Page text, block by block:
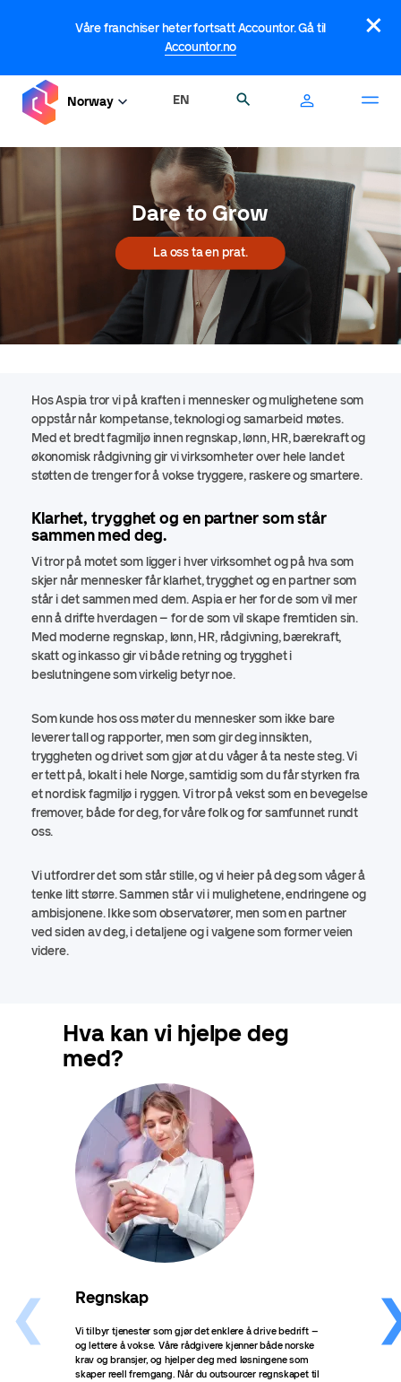
Våre franchiser heter fortsatt Accountor. Gå til
Accountor.no
×
Norway EN
Dare to Grow
La oss ta en prat.
Hos Aspia tror vi på kraften i mennesker og mulighetene som
oppstår når kompetanse, teknologi og samarbeid møtes.
Med et bredt fagmiljø innen regnskap, lønn, HR, bærekraft og
økonomisk rådgivning gir vi virksomheter over hele landet
støtten de trenger for å vokse tryggere, raskere og smartere.
Klarhet, trygghet og en partner som står
sammen med deg.
Vi tror på motet som ligger i hver virksomhet og på hva som
skjer når mennesker får klarhet, trygghet og en partner som
står i det sammen med dem. Aspia er her for de som vil mer
enn å drifte hverdagen – for de som vil skape fremtiden sin.
Med moderne regnskap, lønn, HR, rådgivning, bærekraft,
skatt og inkasso gir vi både retning og trygghet i
beslutningene som virkelig betyr noe.
Som kunde hos oss møter du mennesker som ikke bare
leverer tall og rapporter, men som gir deg innsikten,
tryggheten og drivet som gjør at du våger å ta neste steg. Vi
er tett på, lokalt i hele Norge, samtidig som du får styrken fra
et nordisk fagmiljø i ryggen. Vi tror på vekst som en bevegelse
fremover, både for deg, for våre folk og for samfunnet rundt
oss.
Vi utfordrer det som står stille, og vi heier på deg som våger å
tenke litt større. Sammen står vi i mulighetene, endringene og
ambisjonene. Ikke som observatører, men som en partner
ved siden av deg, i detaljene og i valgene som former veien
videre.
Hva kan vi hjelpe deg
med?
Regnskap
Vi tilbyr tjenester som gjør det enklere å drive bedrift –
og lettere å vokse. Våre rådgivere kjenner både norske
krav og bransjer, og hjelper deg med løsningene som
skaper reell fremgang. Når du outsourcer regnskapet til